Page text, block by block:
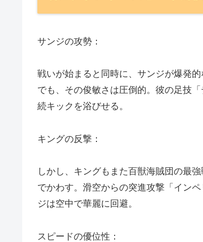
サンジの攻勢：
戦いが始まると同時に、サンジが爆発
でも、その俊敏さは圧倒的。彼の足技
続キックを浴びせる。
キングの反撃：
しかし、キングもまた百獣海賊団の最
でかわす。滑空からの突進攻撃「イン
ジは空中で華麗に回避。
スピードの優位性：